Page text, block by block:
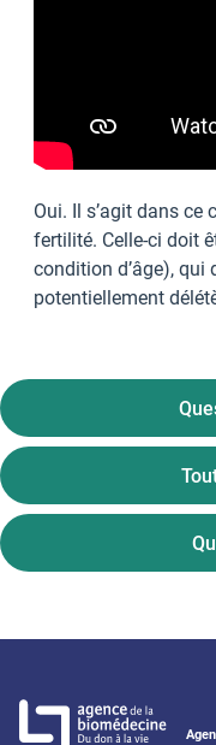
Oui. Il s’agit dans ce
fertilité. Celle-ci doit
condition d’âge), qui
potentiellement